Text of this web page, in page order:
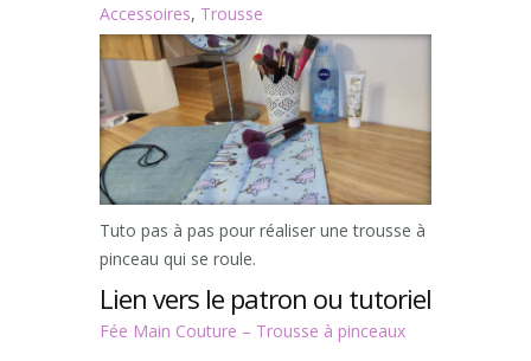
Accessoires, Trousse
Tuto pas à pas pour réaliser une trousse à
pinceau qui se roule.
Lien vers le patron ou tutoriel
Fée Main Couture – Trousse à pinceaux